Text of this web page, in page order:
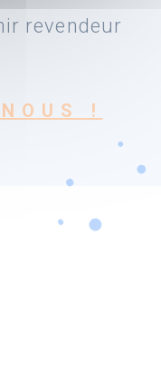
revendeur
!